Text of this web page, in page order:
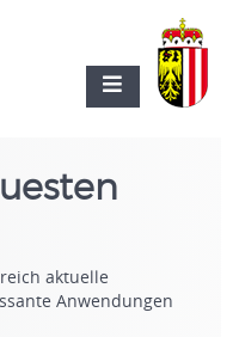
aktuelle
Anwendungen